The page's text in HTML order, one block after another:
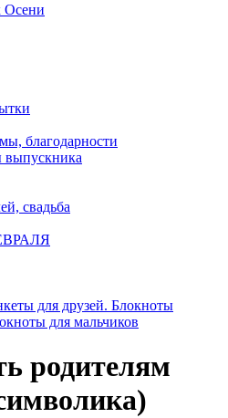
Осени
благодарности
свадьба
для друзей. Блокноты
для мальчиков
родителям